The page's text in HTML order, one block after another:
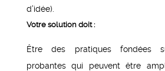
d’idée).
Votre solution doit :
Être des pratiques fondées
probantes qui peuvent être